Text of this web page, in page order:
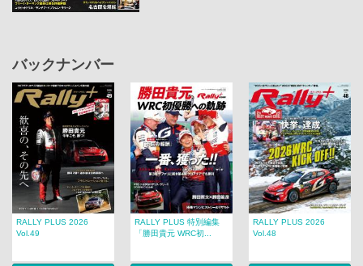
バックナンバー
RALLY PLUS 2026
Vol.49
RALLY PLUS 特別編集
「勝田貴元 WRC初...
RALLY PLUS 2026
Vol.48